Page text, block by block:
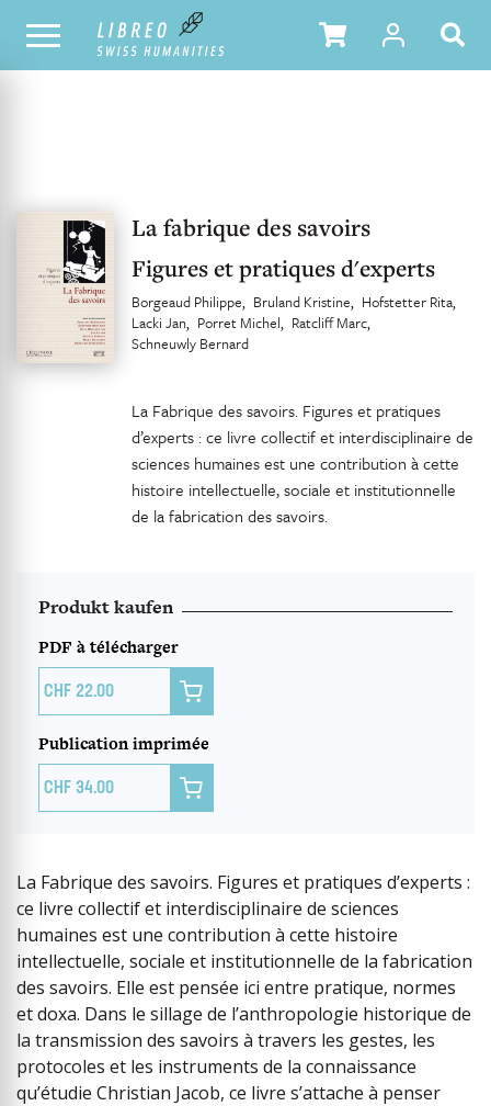
UNSER KATALOG INHALTSVERZEICHNIS
La fabrique des savoirs
Figures et pratiques d'experts
Borgeaud Philippe Bruland Kristine Hofstetter Rita
Lacki Jan Porret Michel Ratcliff Marc
Schneuwly Bernard
La Fabrique des savoirs. Figures et pratiques
d’experts : ce livre collectif et interdisciplinaire de
sciences humaines est une contribution à cette
histoire intellectuelle, sociale et institutionnelle
de la fabrication des savoirs.
Produkt kaufen
PDF à télécharger
22.00 
Publication imprimée
34.00 
La Fabrique des savoirs. Figures et pratiques d’experts :
ce livre collectif et interdisciplinaire de sciences
humaines est une contribution à cette histoire
intellectuelle, sociale et institutionnelle de la fabrication
des savoirs. Elle est pensée ici entre pratique, normes
et doxa. Dans le sillage de l’anthropologie historique de
la transmission des savoirs à travers les gestes, les
protocoles et les instruments de la connaissance
qu’étudie Christian Jacob, ce livre s’attache à penser